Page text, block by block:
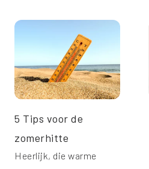
5 Tips voor de
zomerhitte
Heerlijk, die warme